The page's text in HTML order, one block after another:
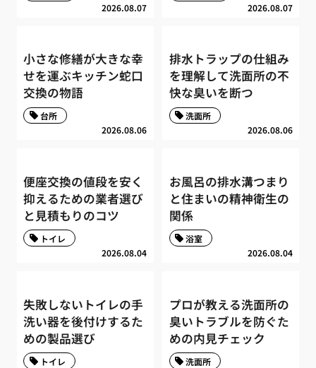
2026.08.07 2026.08.07
小さな修繕が大きな幸
せを運ぶキッチン蛇口
交換の物語
2026.08.06
台所
排水トラップの仕組み
を理解して洗面所の不
快な臭いを断つ
2026.08.06
洗面所
便座交換の値段を安く
抑えるための業者選び
と見積もりのコツ
2026.08.04
トイレ
お風呂の排水溝つまり
と住まいの精神衛生の
関係
2026.08.04
浴室
失敗しないトイレの手
洗い器を後付けするた
めの製品選び
トイレ
プロが教える洗面所の
臭いトラブルを防ぐた
めの内見チェック
洗面所